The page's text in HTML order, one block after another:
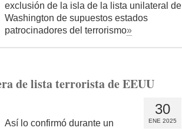
exclusión de la isla de la lista unilateral de
Washington de supuestos estados
patrocinadores del terrorismo»
de lista terrorista de EEUU
30
ENE 2025
Así lo confirmó durante un